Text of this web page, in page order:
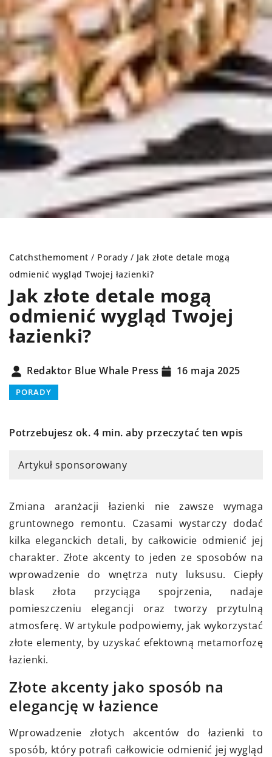
Catchsthemoment / Porady / Jak złote detale mogą
odmienić wygląd Twojej łazienki?
Jak złote detale mogą
odmienić wygląd Twojej
łazienki?
Redaktor Blue Whale Press 16 maja 2025
PORADY
Potrzebujesz ok. 4 min. aby przeczytać ten wpis
Artykuł sponsorowany
Zmiana aranżacji łazienki nie zawsze wymaga
gruntownego remontu. Czasami wystarczy dodać
kilka eleganckich detali, by całkowicie odmienić jej
charakter. Złote akcenty to jeden ze sposobów na
wprowadzenie do wnętrza nuty luksusu. Ciepły
blask złota przyciąga spojrzenia, nadaje
pomieszczeniu elegancji oraz tworzy przytulną
atmosferę. W artykule podpowiemy, jak wykorzystać
złote elementy, by uzyskać efektowną metamorfozę
łazienki.
Złote akcenty jako sposób na
elegancję w łazience
Wprowadzenie złotych akcentów do łazienki to
sposób, który potrafi całkowicie odmienić jej wygląd